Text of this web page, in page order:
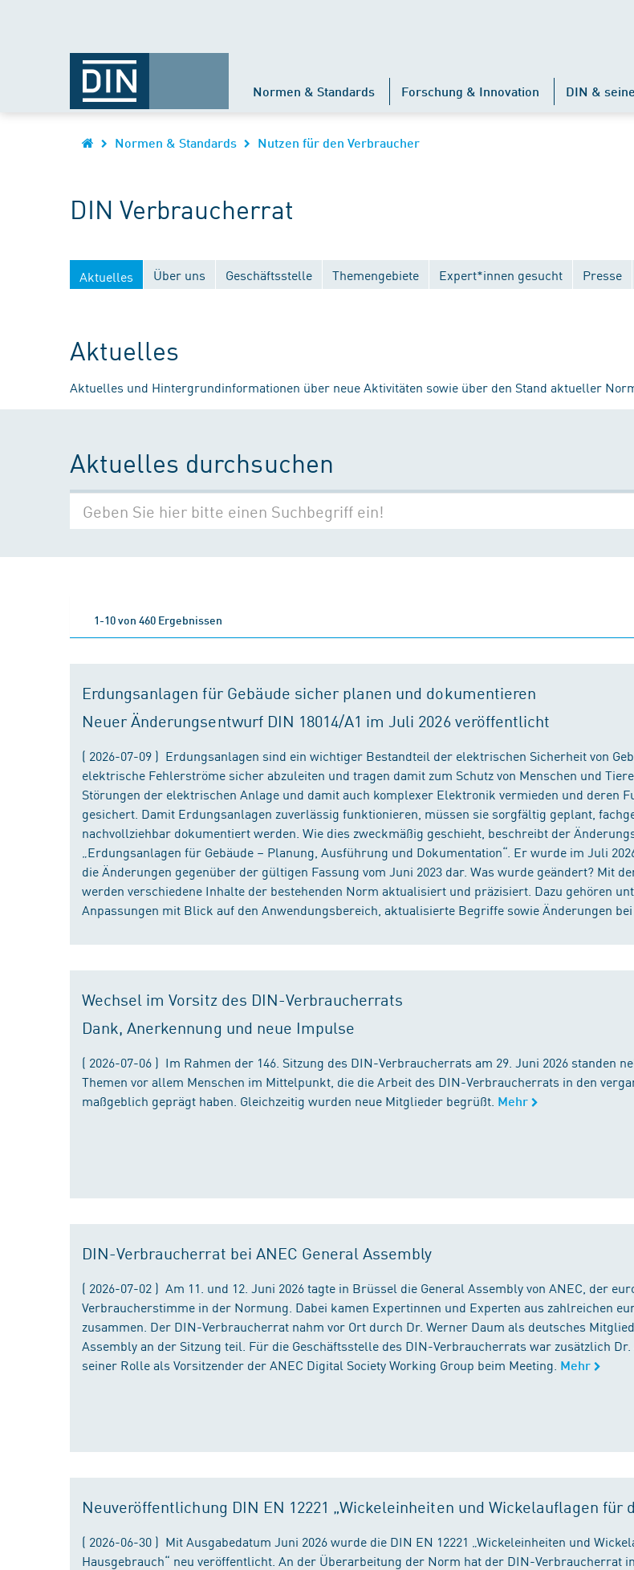
Normen & Standards Forschung & Innovation DIN &
Normen & Standards Nutzen für den Verbraucher
DIN Verbraucherrat
Aktuelles Über uns Geschäftsstelle Themengebiete Expert*innen gesucht Presse
Aktuelles
Aktuelles und Hintergrundinformationen über neue Aktivitäten sowie über den Stand aktueller
Aktuelles durchsuchen
1-10 von 460 Ergebnissen
Erdungsanlagen für Gebäude sicher planen und dokumentieren
Neuer Änderungsentwurf DIN 18014/A1 im Juli 2026 veröffentlicht
( 2026-07-09 ) Erdungsanlagen sind ein wichtiger Bestandteil der elektrischen Sicherheit von
elektrische Fehlerströme sicher abzuleiten und tragen damit zum Schutz von Menschen und
Störungen der elektrischen Anlage und damit auch komplexer Elektronik vermieden und deren
gesichert. Damit Erdungsanlagen zuverlässig funktionieren, müssen sie sorgfältig geplant,
nachvollziehbar dokumentiert werden. Wie dies zweckmäßig geschieht, beschreibt der
„Erdungsanlagen für Gebäude – Planung, Ausführung und Dokumentation“. Er wurde im Juli
die Änderungen gegenüber der gültigen Fassung vom Juni 2023 dar. Was wurde geändert? Mit
werden verschiedene Inhalte der bestehenden Norm aktualisiert und präzisiert. Dazu gehören
Anpassungen mit Blick auf den Anwendungsbereich, aktualisierte Begriffe sowie Änderungen bei
Wechsel im Vorsitz des DIN-Verbraucherrats
Dank, Anerkennung und neue Impulse
( 2026-07-06 ) Im Rahmen der 146. Sitzung des DIN-Verbraucherrats am 29. Juni 2026 standen
Themen vor allem Menschen im Mittelpunkt, die die Arbeit des DIN-Verbraucherrats in den
maßgeblich geprägt haben. Gleichzeitig wurden neue Mitglieder begrüßt. Mehr
DIN-Verbraucherrat bei ANEC General Assembly
( 2026-07-02 ) Am 11. und 12. Juni 2026 tagte in Brüssel die General Assembly von ANEC, der
Verbraucherstimme in der Normung. Dabei kamen Expertinnen und Experten aus zahlreichen
zusammen. Der DIN-Verbraucherrat nahm vor Ort durch Dr. Werner Daum als deutsches
Assembly an der Sitzung teil. Für die Geschäftsstelle des DIN-Verbraucherrats war zusätzlich Dr.
seiner Rolle als Vorsitzender der ANEC Digital Society Working Group beim Meeting. Mehr
Neuveröffentlichung DIN EN 12221 „Wickeleinheiten und Wickelauflagen für
( 2026-06-30 ) Mit Ausgabedatum Juni 2026 wurde die DIN EN 12221 „Wickeleinheiten und
Hausgebrauch“ neu veröffentlicht. An der Überarbeitung der Norm hat der DIN-Verbraucherrat